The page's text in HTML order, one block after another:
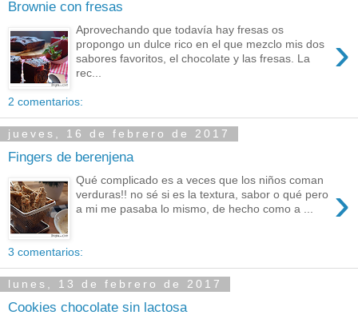
Brownie con fresas
›
Aprovechando que todavía hay fresas os
propongo un dulce rico en el que mezclo mis dos
sabores favoritos, el chocolate y las fresas. La
rec...
2 comentarios:
jueves, 16 de febrero de 2017
Fingers de berenjena
›
Qué complicado es a veces que los niños coman
verduras!! no sé si es la textura, sabor o qué pero
a mi me pasaba lo mismo, de hecho como a ...
3 comentarios:
lunes, 13 de febrero de 2017
Cookies chocolate sin lactosa